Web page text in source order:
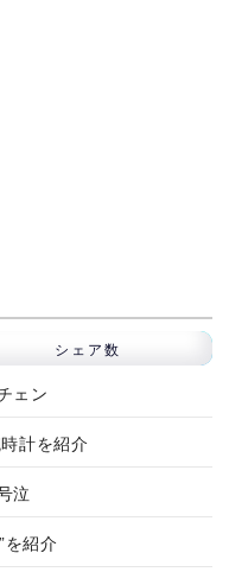
シェア数
ェン
計を紹介
泣
を紹介